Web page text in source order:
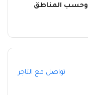
وحسب المناطق
تواصل مع التاجر